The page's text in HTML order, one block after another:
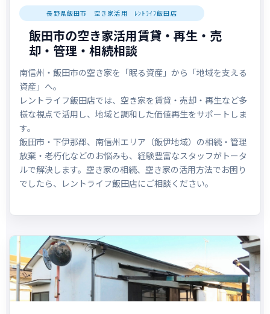
長野県飯田市 空き家活用 ﾚﾝﾄﾗｲﾌ飯田店
飯田市の空き家活用賃貸・再生・売
却・管理・相続相談
南信州・飯田市の空き家を「眠る資産」から「地域を支える
資産」へ。
レントライフ飯田店では、空き家を賃貸・売却・再生など多
様な視点で活用し、地域と調和した価値再生をサポートしま
す。
飯田市・下伊那郡、南信州エリア（飯伊地域）の相続・管理
放棄・老朽化などのお悩みも、経験豊富なスタッフがトータ
ルで解決します。空き家の相続、空き家の活用方法でお困り
でしたら、レントライフ飯田店にご相談ください。